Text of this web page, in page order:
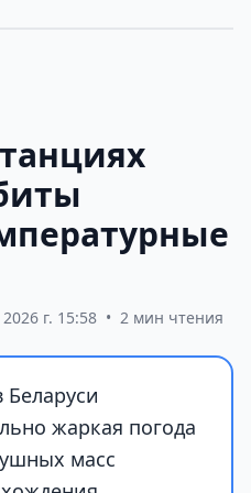
г. 15:58 • 2 мин чтения
жаркая погода
масс